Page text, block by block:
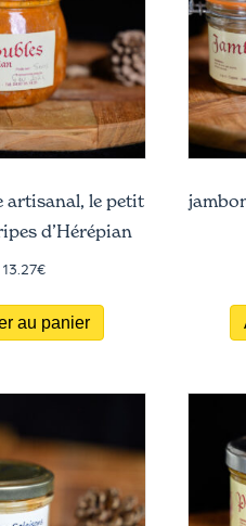
artisanal, le petit
d’Hérépian
13.27€
au panier